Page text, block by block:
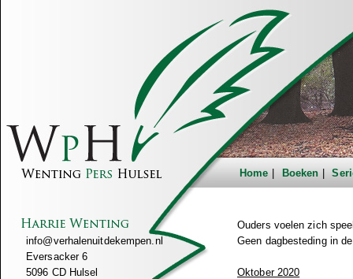
Home Boeken
info@verhalenuitdekempen.nl
Eversacker 6
5096 CD Hulsel
Ouders voelen zich
Geen dagbesteding in
Oktober 2020